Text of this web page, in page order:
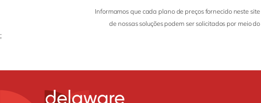
Informamos que cada plano de preços fornecido neste
de nossas soluções podem ser solicitados por meio
;